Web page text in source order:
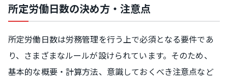
所定労働日数の決め方・注意点
所定労働日数は労務管理を行う上で必須となる要件であ
り、さまざまなルールが設けられています。そのため、
基本的な概要・計算方法、意識しておくべき注意点など